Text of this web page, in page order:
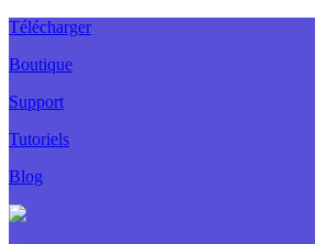
Télécharger
Boutique
Support
Tutoriels
Blog